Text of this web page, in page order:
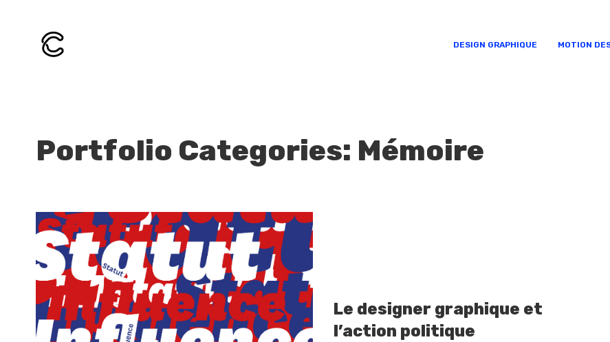
DESIGN GRAPHIQUE MOTION
Portfolio Categories: Mémoire
Le designer graphique et
l’action politique